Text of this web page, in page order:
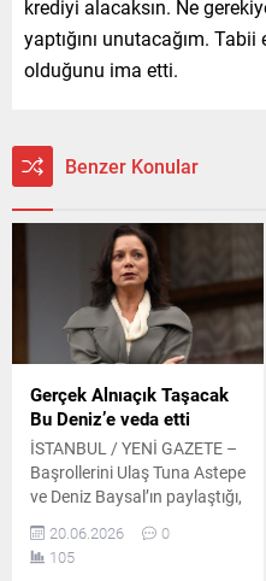
krediyi alacaksın. Ne
yaptığını unutacağım. Tabii
olduğunu ima etti.
Benzer Konular
Gerçek Alnıaçık Taşacak
Bu Deniz’e veda etti
İSTANBUL / YENİ GAZETE –
Başrollerini Ulaş Tuna Astepe
ve Deniz Baysal’ın paylaştığı,
reyting listelerinde adından
söz ettiren “Taşacak Bu
Deniz” dizisinin oyuncu
20.06.2026
0
105